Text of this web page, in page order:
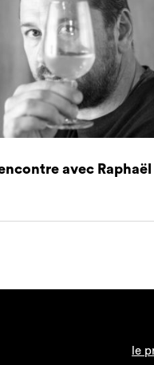
avec
le